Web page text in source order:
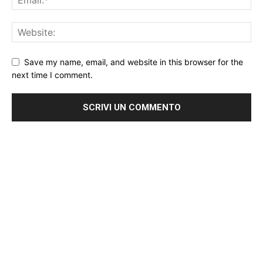
Save my name, email, and website in this browser for the
next time I comment.